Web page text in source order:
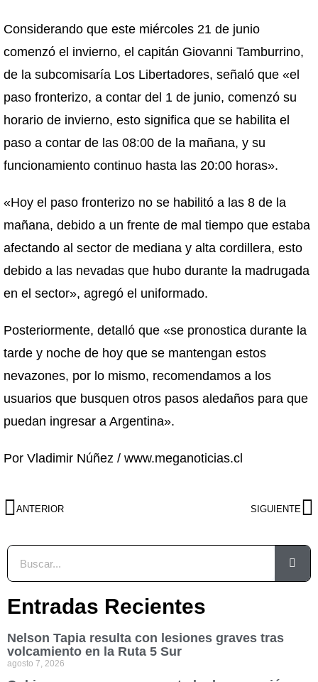
Considerando que este miércoles 21 de junio
comenzó el invierno, el capitán Giovanni Tamburrino,
de la subcomisaría Los Libertadores, señaló que «el
paso fronterizo, a contar del 1 de junio, comenzó su
horario de invierno, esto significa que se habilita el
paso a contar de las 08:00 de la mañana, y su
funcionamiento continuo hasta las 20:00 horas».
«Hoy el paso fronterizo no se habilitó a las 8 de la
mañana, debido a un frente de mal tiempo que estaba
afectando al sector de mediana y alta cordillera, esto
debido a las nevadas que hubo durante la madrugada
en el sector», agregó el uniformado.
Posteriormente, detalló que «se pronostica durante la
tarde y noche de hoy que se mantengan estos
nevazones, por lo mismo, recomendamos a los
usuarios que busquen otros pasos aledaños para que
puedan ingresar a Argentina».
Por Vladimir Núñez / www.meganoticias.cl
ANTERIOR SIGUIENTE
Entradas Recientes
Nelson Tapia resulta con lesiones graves tras
volcamiento en la Ruta 5 Sur
agosto 7, 2026